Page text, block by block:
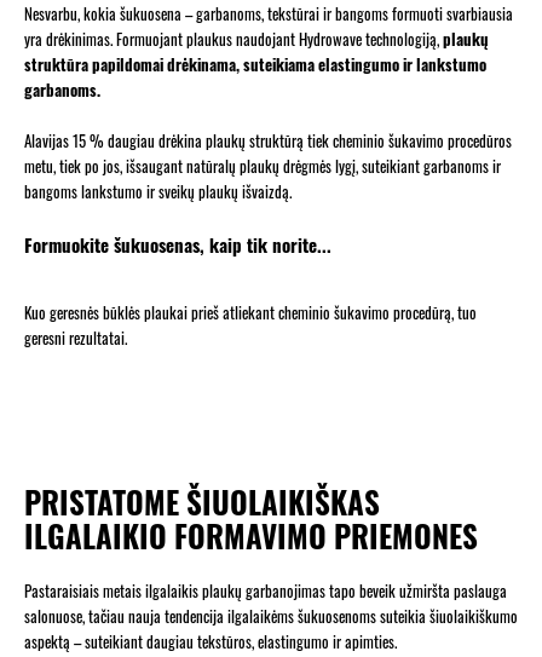
Nesvarbu, kokia šukuosena – garbanoms, tekstūrai ir bangoms formuoti svarbiausia
yra drėkinimas. Formuojant plaukus naudojant Hydrowave technologiją,plaukų
struktūra papildomai drėkinama, suteikiama elastingumo ir lankstumo
garbanoms.
Alavijas 15 % daugiau drėkina plaukų struktūrą tiek cheminio šukavimo procedūros
metu, tiek po jos, išsaugant natūralų plaukų drėgmės lygį, suteikiant garbanoms ir
bangoms lankstumo ir sveikų plaukų išvaizdą.
Formuokite šukuosenas, kaip tik norite...
Kuo geresnės būklės plaukai prieš atliekant cheminio šukavimo procedūrą, tuo
geresni rezultatai.
PRISTATOME ŠIUOLAIKIŠKAS
ILGALAIKIO FORMAVIMO PRIEMONES
Pastaraisiais metais ilgalaikis plaukų garbanojimas tapo beveik užmiršta paslauga
salonuose, tačiau nauja tendencija ilgalaikėms šukuosenoms suteikia šiuolaikiškumo
aspektą – suteikiant daugiau tekstūros, elastingumo ir apimties.